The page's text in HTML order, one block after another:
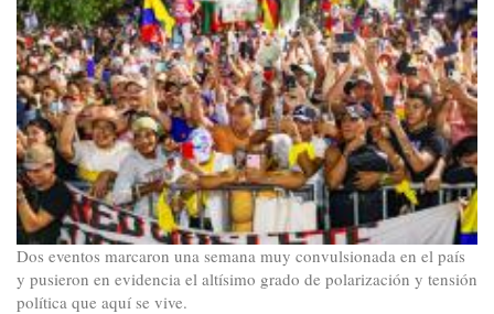
Dos eventos marcaron una semana muy convulsionada en el país
y pusieron en evidencia el altísimo grado de polarización y tensión
política que aquí se vive.